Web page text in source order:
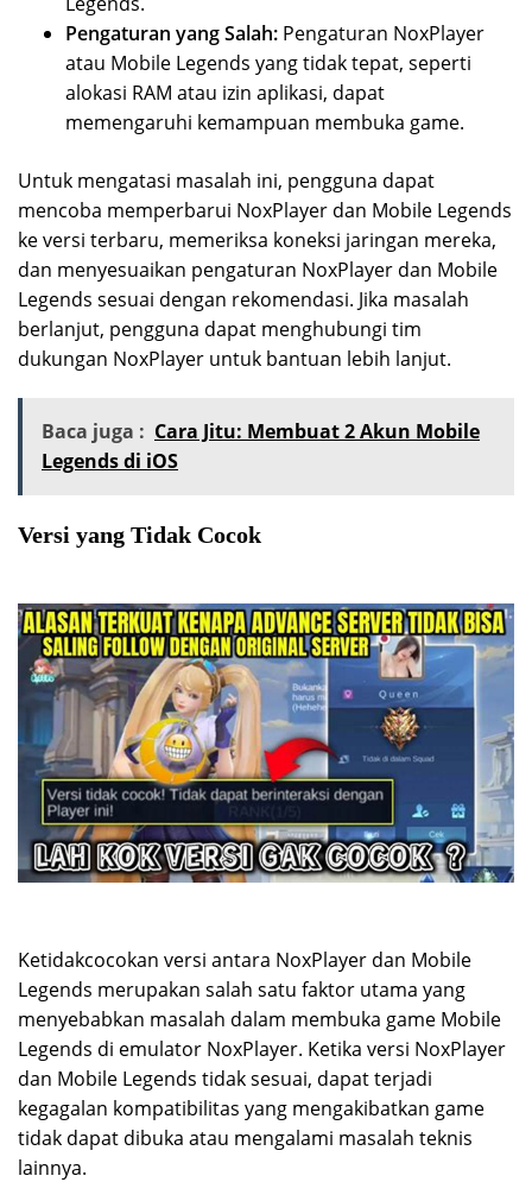
Pengaturan yang Salah: Pengaturan NoxPlayer
atau Mobile Legends yang tidak tepat, seperti
alokasi RAM atau izin aplikasi, dapat
memengaruhi kemampuan membuka game.
Untuk mengatasi masalah ini, pengguna dapat
mencoba memperbarui NoxPlayer dan Mobile Legends
ke versi terbaru, memeriksa koneksi jaringan mereka,
dan menyesuaikan pengaturan NoxPlayer dan Mobile
Legends sesuai dengan rekomendasi. Jika masalah
berlanjut, pengguna dapat menghubungi tim
dukungan NoxPlayer untuk bantuan lebih lanjut.
Baca juga : Cara Jitu: Membuat 2 Akun Mobile
Legends di iOS
Versi yang Tidak Cocok
Ketidakcocokan versi antara NoxPlayer dan Mobile
Legends merupakan salah satu faktor utama yang
menyebabkan masalah dalam membuka game Mobile
Legends di emulator NoxPlayer. Ketika versi NoxPlayer
dan Mobile Legends tidak sesuai, dapat terjadi
kegagalan kompatibilitas yang mengakibatkan game
tidak dapat dibuka atau mengalami masalah teknis
lainnya.